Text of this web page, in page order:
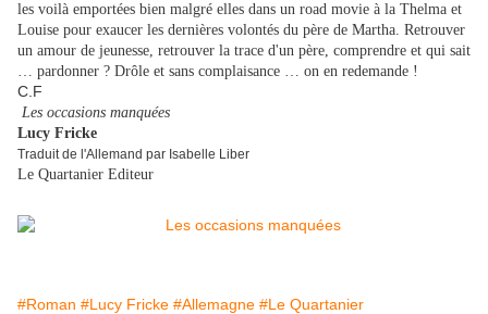
les voilà emportées bien malgré elles dans un road movie à la Thelma et
Louise pour exaucer les dernières volontés du père de Martha. Retrouver
un amour de jeunesse, retrouver la trace d'un père, comprendre et qui sait
… pardonner ? Drôle et sans complaisance … on en redemande !
C.F
Les occasions manquées
Lucy Fricke
Traduit de l'Allemand par Isabelle Liber
Le Quartanier Editeur
#Roman #Lucy Fricke #Allemagne #Le Quartanier